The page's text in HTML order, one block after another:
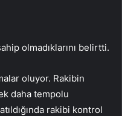
olmadıklarını belirtti.
oluyor. Rakibin
daha tempolu
rakibi kontrol